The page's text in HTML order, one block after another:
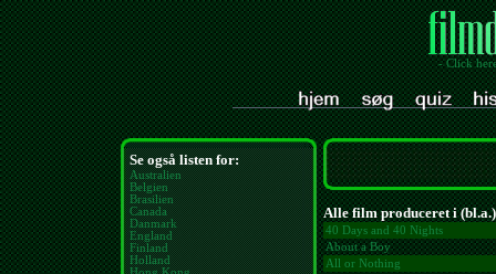
- Click
Se også listen for:
Australien
Belgien
Brasilien
Canada
Danmark
England
Finland
Holland
Alle film produceret i
40 Days and 40 Nights
About a Boy
All or Nothing